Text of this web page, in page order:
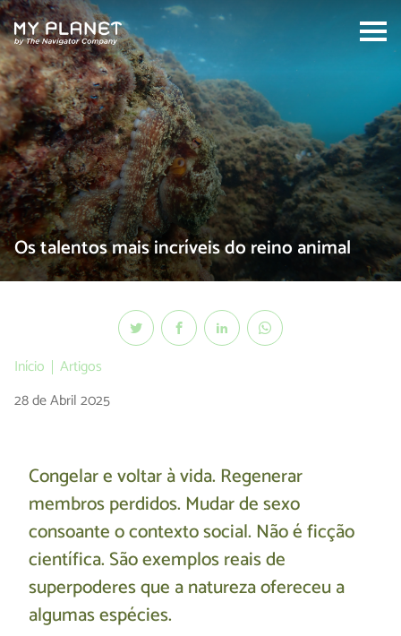
Search:
Os talentos mais incríveis do reino animal
Início
Artigos
28 de Abril 2025
Congelar e voltar à vida. Regenerar
membros perdidos. Mudar de sexo
consoante o contexto social. Não é ficção
científica. São exemplos reais de
superpoderes que a natureza ofereceu a
algumas espécies.